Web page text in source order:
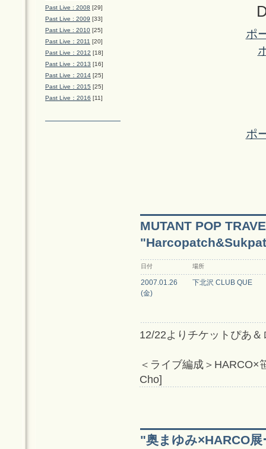
Past Live : 2008 [29]
Past Live : 2009 [33]
Past Live : 2010 [25]
Past Live：2011 [20]
Past Live：2012 [18]
Past Live：2013 [16]
Past Live：2014 [25]
Past Live：2015 [25]
Past Live：2016 [11]
ポ
ポ
MUTANT POP
日付 場所
2007.01.26
(金)
下北沢 CLUB QUE
12/22よりチケットぴあ
＜ライブ編成＞HARCO×
Cho]
"奥まゆみ×HARCO